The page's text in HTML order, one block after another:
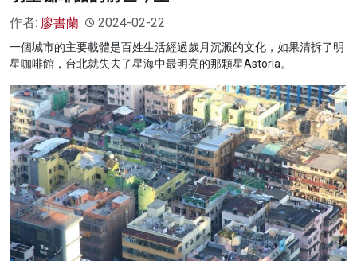
作者: 廖書蘭 2024-02-22
一個城市的主要載體是百姓生活經過歲月沉澱的文化，如果清拆了明
星咖啡館，台北就失去了星海中最明亮的那顆星Astoria。